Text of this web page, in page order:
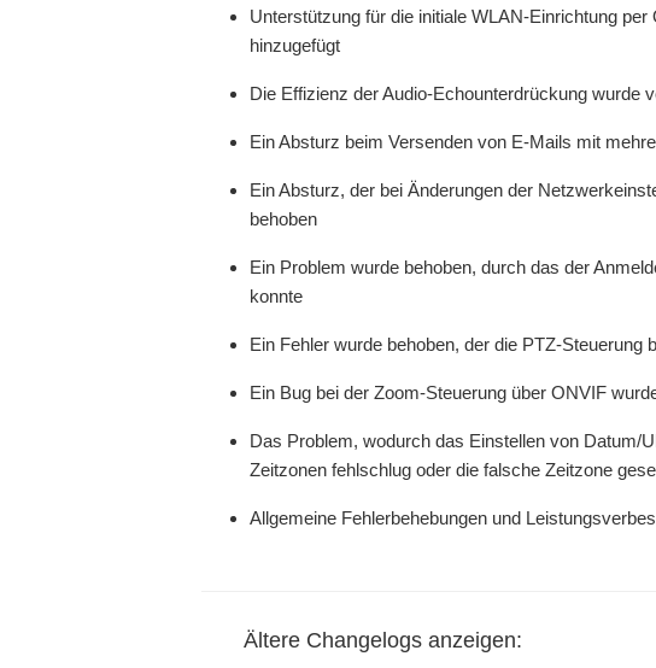
Unterstützung für die initiale WLAN-Einrichtung
hinzugefügt
Die Effizienz der Audio-Echounterdrückung wurde
Ein Absturz beim Versenden von E-Mails mit
Ein Absturz, der bei Änderungen der
behoben
Ein Problem wurde behoben, durch das der
konnte
Ein Fehler wurde behoben, der die PTZ-Steuerung
Ein Bug bei der Zoom-Steuerung über ONVIF
Das Problem, wodurch das Einstellen von Datum/
Zeitzonen fehlschlug oder die falsche Zeitzone
Allgemeine Fehlerbehebungen und
Ältere Changelogs anzeigen: